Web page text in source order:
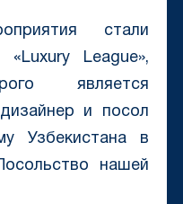
стали
League»,
является
и посол
Узбекистана в
нашей